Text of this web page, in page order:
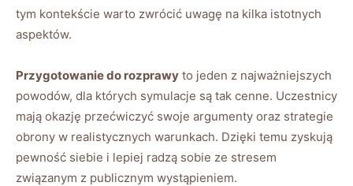
tym kontekście warto zwrócić uwagę na kilka istotnych
aspektów.
Przygotowanie do rozprawy to jeden z najważniejszych
powodów, dla których symulacje są tak cenne. Uczestnicy
mają okazję przećwiczyć swoje argumenty oraz strategie
obrony w realistycznych warunkach. Dzięki temu zyskują
pewność siebie i lepiej radzą sobie ze stresem
związanym z publicznym wystąpieniem.